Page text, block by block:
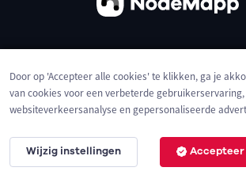
Privacybeleid
Door op 'Accepteer alle cookies' te klikken, ga je
van cookies voor een verbeterde gebruikerservaring,
websiteverkeersanalyse en gepersonaliseerde
Wijzig instellingen